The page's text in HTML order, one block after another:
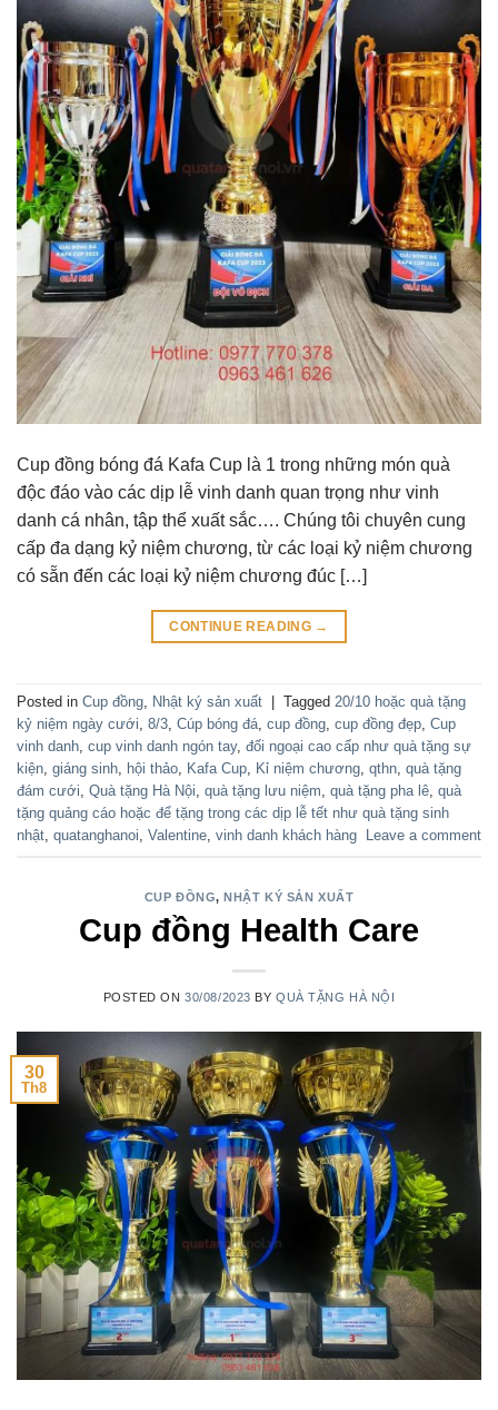
Cup đồng bóng đá Kafa Cup là 1 trong những món quà
độc đáo vào các dịp lễ vinh danh quan trọng như vinh
danh cá nhân, tập thể xuất sắc…. Chúng tôi chuyên cung
cấp đa dạng kỷ niệm chương, từ các loại kỷ niệm chương
có sẵn đến các loại kỷ niệm chương đúc […]
CONTINUE READING →
Posted in Cup đồng, Nhật ký sản xuất Tagged 20/10 hoặc quà tặng
kỷ niệm ngày cưới, 8/3, Cúp bóng đá, cup đồng, cup đồng đẹp, Cup
vinh danh, cup vinh danh ngón tay, đối ngoại cao cấp như quà tặng sự
kiện, giáng sinh, hội thảo, Kafa Cup, Kỉ niệm chương, qthn, quà tặng
đám cưới, Quà tặng Hà Nội, quà tặng lưu niệm, quà tặng pha lê, quà
tặng quảng cáo hoặc để tặng trong các dịp lễ tết như quà tặng sinh
nhật, quatanghanoi, Valentine, vinh danh khách hàng Leave a comment
CUP ĐỒNG,NHẬT KÝ SẢN XUẤT
Cup đồng Health Care
POSTED ON30/08/2023 BYQUÀ TẶNG HÀ NỘI
30
Th8